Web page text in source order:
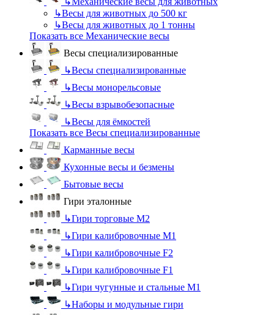
↳Весы для животных до 500 кг
↳Весы для животных до 1 тонны
Показать все Механические весы
Весы специализированные
↳Весы специализированные
↳Весы монорельсовые
↳Весы взрывобезопасные
↳Весы для ёмкостей
Показать все Весы специализированные
Карманные весы
Кухонные весы и безмены
Бытовые весы
Гири эталонные
↳Гири торговые М2
↳Гири калибровочные М1
↳Гири калибровочные F2
↳Гири калибровочные F1
↳Гири чугунные и стальные М1
↳Наборы и модульные гири